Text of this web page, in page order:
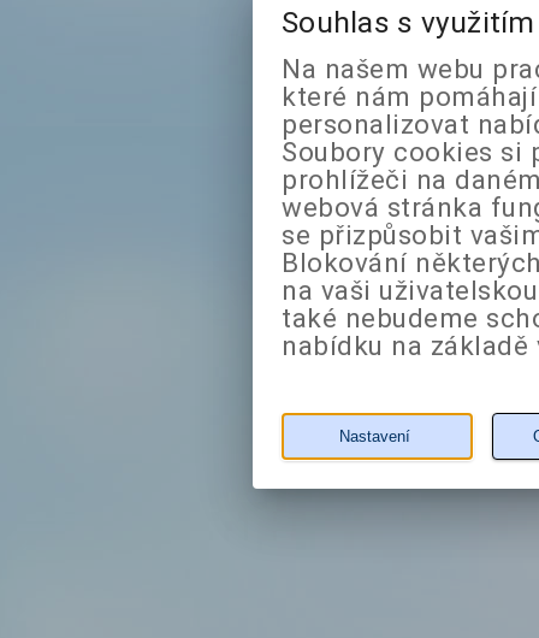
Souhlas s
Na našem webu
které nám
personalizovat
Soubory cookies si
prohlížeči na
webová stránka
se přizpůsobit
Blokování
na vaši
také nebudeme
nabídku na
Nastavení